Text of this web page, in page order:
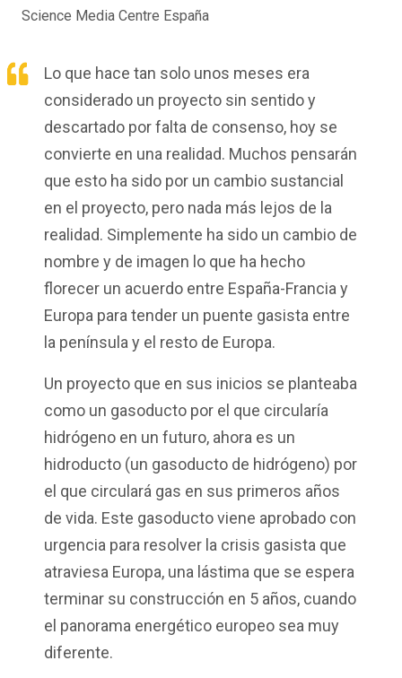
Science Media Centre España
Lo que hace tan solo unos meses era
considerado un proyecto sin sentido y
descartado por falta de consenso, hoy se
convierte en una realidad. Muchos pensarán
que esto ha sido por un cambio sustancial
en el proyecto, pero nada más lejos de la
realidad. Simplemente ha sido un cambio de
nombre y de imagen lo que ha hecho
florecer un acuerdo entre España-Francia y
Europa para tender un puente gasista entre
la península y el resto de Europa.
Un proyecto que en sus inicios se planteaba
como un gasoducto por el que circularía
hidrógeno en un futuro, ahora es un
hidroducto (un gasoducto de hidrógeno) por
el que circulará gas en sus primeros años
de vida. Este gasoducto viene aprobado con
urgencia para resolver la crisis gasista que
atraviesa Europa, una lástima que se espera
terminar su construcción en 5 años, cuando
el panorama energético europeo sea muy
diferente.